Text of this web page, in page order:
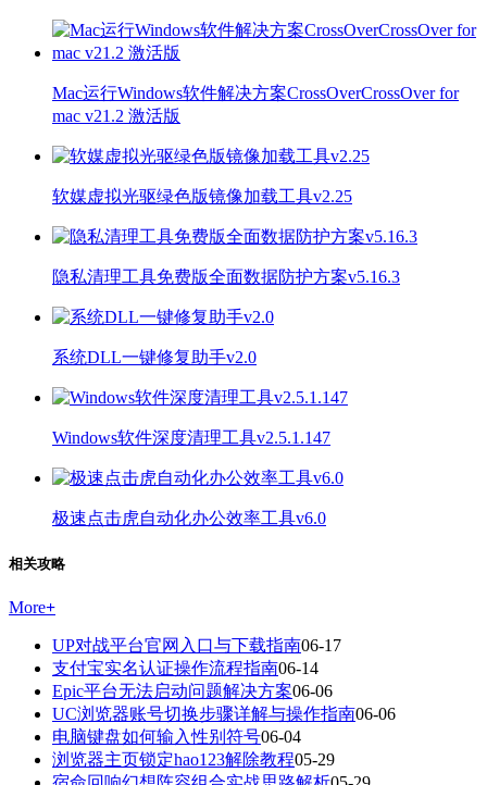
Mac运行Windows软件解决方案CrossOverCrossOver for
mac v21.2 激活版
软媒虚拟光驱绿色版镜像加载工具v2.25
隐私清理工具免费版全面数据防护方案v5.16.3
系统DLL一键修复助手v2.0
Windows软件深度清理工具v2.5.1.147
极速点击虎自动化办公效率工具v6.0
相关攻略
More+
UP对战平台官网入口与下载指南06-17
支付宝实名认证操作流程指南06-14
Epic平台无法启动问题解决方案06-06
UC浏览器账号切换步骤详解与操作指南06-06
电脑键盘如何输入性别符号06-04
浏览器主页锁定hao123解除教程05-29